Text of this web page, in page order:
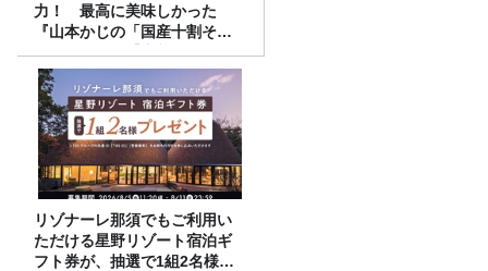
力！ 最高に美味しかった
『山本かじの「国産十割そ
ば」』とは？【十割そば10種
食べ比べ】
リゾナーレ那須でもご利用い
ただける星野リゾート宿泊ギ
フト券が、抽選で1組2名様に